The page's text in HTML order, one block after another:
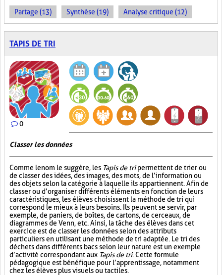
Partage (13) Synthèse (19) Analyse critique (12)
TAPIS DE TRI
0
Classer les données
Comme le nom le suggère, les Tapis de tripermettent de trier ou
de classer des idées, des images, des mots, de l’information ou
des objets selon la catégorie à laquelle ils appartiennent. Afin de
classer ou d’organiser différents éléments en fonction de leurs
caractéristiques, les élèves choisissent la méthode de tri qui
correspond le mieux à leurs besoins. Ils peuvent se servir, par
exemple, de paniers, de boîtes, de cartons, de cerceaux, de
diagrammes de Venn, etc. Ainsi, la tâche des élèves dans cet
exercice est de classer les données selon des attributs
particuliers en utilisant une méthode de tri adaptée. Le tri des
déchets dans différents bacs selon leur nature est un exemple
d’activité correspondant aux Tapis de tri. Cette formule
pédagogique est bénéfique pour l’apprentissage, notamment
chez les élèves plus visuels ou tactiles.